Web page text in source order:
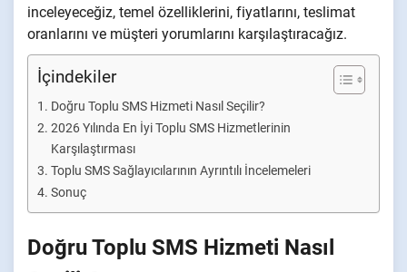
inceleyeceğiz, temel özelliklerini, fiyatlarını, teslimat
oranlarını ve müşteri yorumlarını karşılaştıracağız.
İçindekiler
Doğru Toplu SMS Hizmeti Nasıl Seçilir?
2026 Yılında En İyi Toplu SMS Hizmetlerinin
Karşılaştırması
Toplu SMS Sağlayıcılarının Ayrıntılı İncelemeleri
Sonuç
Doğru Toplu SMS Hizmeti Nasıl